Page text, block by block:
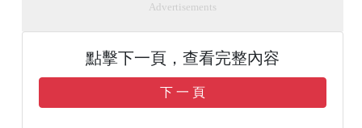
Advertisements
點擊下一頁，查看完整內容
下 一 頁